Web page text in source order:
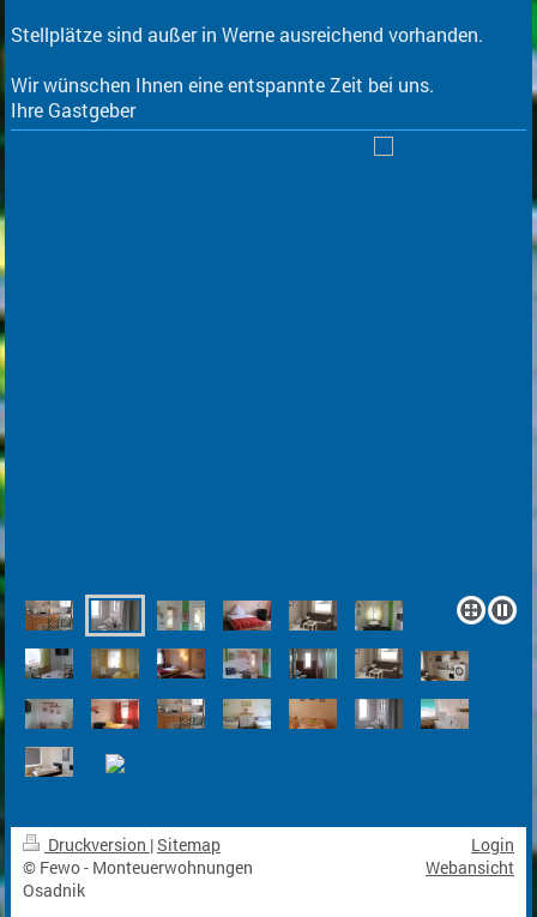
Stellplätze sind außer in Werne ausreichend vorhanden.
Wir wünschen Ihnen eine entspannte Zeit bei uns.
Ihre Gastgeber
Druckversion |Sitemap
© Fewo - Monteuerwohnungen
Osadnik
Login
Webansicht